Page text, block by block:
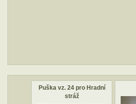
Puška vz. 24 pro Hradní
stráž